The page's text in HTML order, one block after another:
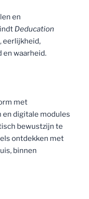
en
Deducation
eerlijkheid,
waarheid.
met
en digitale modules
bewustzijn te
ontdekken met
binnen